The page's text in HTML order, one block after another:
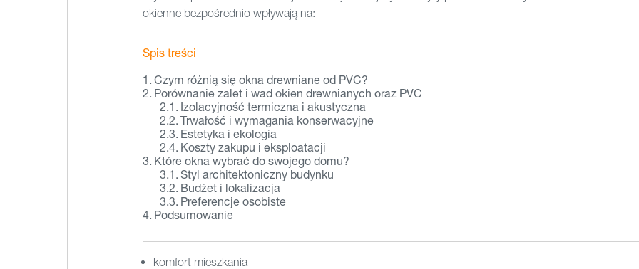
okienne bezpośrednio wpływają na:
Spis treści
Czym różnią się okna drewniane od PVC?
Porównanie zalet i wad okien drewnianych oraz PVC
Izolacyjność termiczna i akustyczna
Trwałość i wymagania konserwacyjne
Estetyka i ekologia
Koszty zakupu i eksploatacji
Które okna wybrać do swojego domu?
Styl architektoniczny budynku
Budżet i lokalizacja
Preferencje osobiste
Podsumowanie
komfort mieszkania